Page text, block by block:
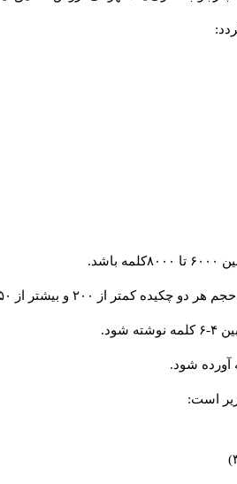
۲۰۰ و بیشتر از ۲۵۰ کلمه نباشد.
آورده شود.
است: